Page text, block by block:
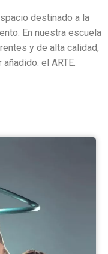
destinado a la
En nuestra escuela
y de alta calidad,
el ARTE.